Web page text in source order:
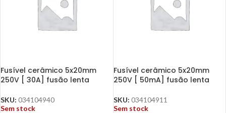
Fusível cerâmico 5x20mm
250V [ 30A] fusão lenta
SKU: 034104940
Sem stock
Fusível cerâmico 5x20mm
250V [ 50mA] fusão lenta
SKU: 034104911
Sem stock